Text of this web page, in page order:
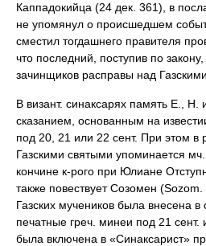
Каппадокийца (24 дек. 361), в
не упомянул о происшедшем
сместил тогдашнего правителя
что последний, поступив по
зачинщиков расправы над
В визант. синаксарях память Е., Н.
сказанием, основанным на
под 20, 21 или 22 сент. При этом в
Газскими святыми упоминается мч.
кончине к-рого при Юлиане
также повествует Созомен
Газских мучеников была внесена
печатные греч. минеи под 21
была включена в «Синаксарист»